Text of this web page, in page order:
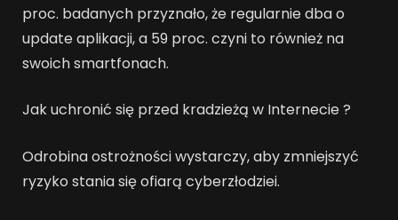
proc. badanych przyznało, że regularnie dba o
update aplikacji, a 59 proc. czyni to również na
swoich smartfonach.
Jak uchronić się przed kradzieżą w Internecie ?
Odrobina ostrożności wystarczy, aby zmniejszyć
ryzyko stania się ofiarą cyberzłodziei.